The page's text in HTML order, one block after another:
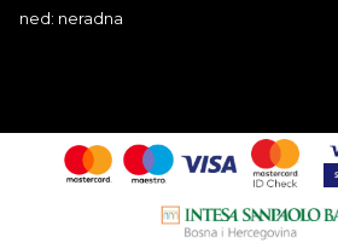
ned: neradna